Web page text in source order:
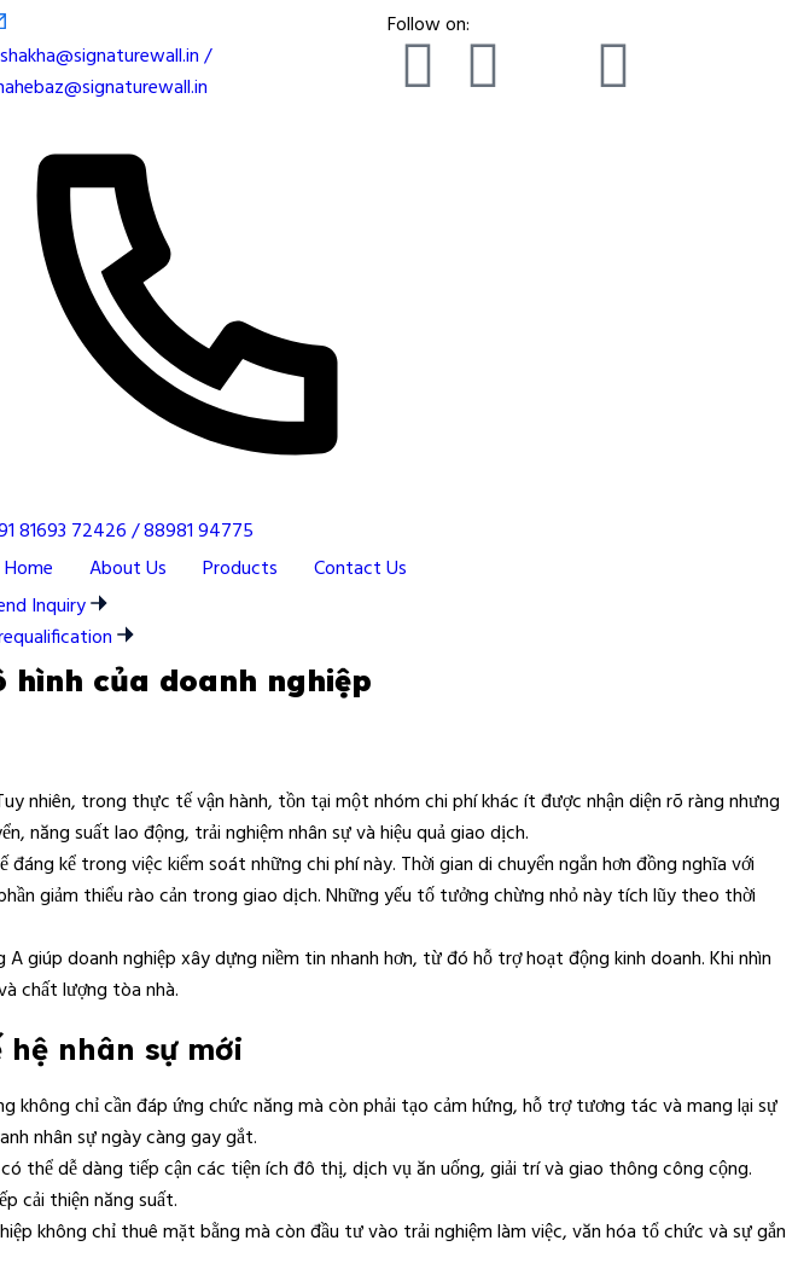
/
81693 72426 / 88981 94775
Follow on:
Home About Us Products
Contact Us
Inquiry
của doanh nghiệp
nhiên, trong thực tế vận hành, tồn tại một nhóm chi phí khác ít được nhận diện rõ ràng nhưng
năng suất lao động, trải nghiệm nhân sự và hiệu quả giao dịch.
đáng kể trong việc kiểm soát những chi phí này. Thời gian di chuyển ngắn hơn đồng nghĩa với
giảm thiểu rào cản trong giao dịch. Những yếu tố tưởng chừng nhỏ này tích lũy theo thời
giúp doanh nghiệp xây dựng niềm tin nhanh hơn, từ đó hỗ trợ hoạt động kinh doanh. Khi nhìn
chất lượng tòa nhà.
nhân sự mới
không chỉ cần đáp ứng chức năng mà còn phải tạo cảm hứng, hỗ trợ tương tác và mang lại sự
nhân sự ngày càng gay gắt.
thể dễ dàng tiếp cận các tiện ích đô thị, dịch vụ ăn uống, giải trí và giao thông công cộng.
cải thiện năng suất.
không chỉ thuê mặt bằng mà còn đầu tư vào trải nghiệm làm việc, văn hóa tổ chức và sự gắn